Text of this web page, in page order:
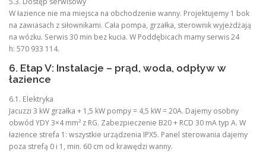
W łazience nie ma miejsca na obchodzenie wanny. Projektujemy 1 bok
na zawiasach z siłownikami. Cała pompa, grzałka, sterownik wyjeżdżają
na wózku. Serwis 30 min bez kucia. W Poddębicach mamy serwis 24
h: 570 933 114.
6. Etap V: Instalacje – prąd, woda, odpływ w
łazience
6.1. Elektryka
Jacuzzi 3 kW grzałka + 1,5 kW pompy = 4,5 kW = 20A. Dajemy osobny
obwód YDY 3×4 mm² z RG. Zabezpieczenie B20 + RCD 30 mA typ A. W
łazience strefa 1: wszystkie urządzenia IPX5. Panel sterowania dajemy
poza strefą 0 i 1, min. 60 cm od krawędzi wanny.